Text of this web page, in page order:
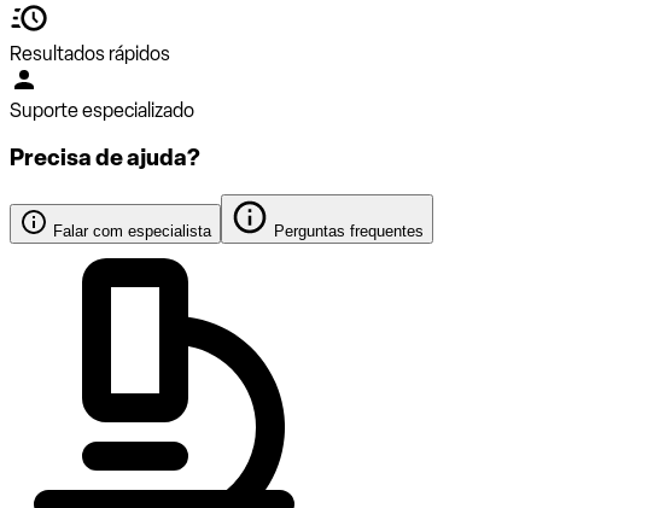
Resultados rápidos
Suporte especializado
Precisa de ajuda?
Falar com especialista Perguntas frequentes